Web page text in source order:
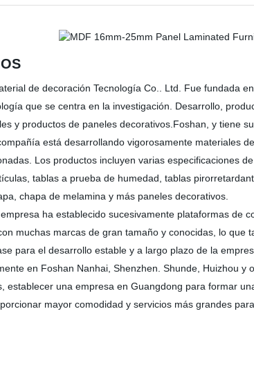
de decoración Tecnología Co.. Ltd. Fue fundada
que se centra en la investigación. Desarrollo,
y productos de paneles decorativos.Foshan, y tiene
está desarrollando vigorosamente materiales
Los productos incluyen varias especificaciones
tablas a prueba de humedad, tablas
chapa de melamina y más paneles decorativos.
ha establecido sucesivamente plataformas de
muchas marcas de gran tamaño y conocidas, lo que
para el desarrollo estable y a largo plazo de la
en Foshan Nanhai, Shenzhen. Shunde, Huizhou y
establecer una empresa en Guangdong para formar
mayor comodidad y servicios más grandes